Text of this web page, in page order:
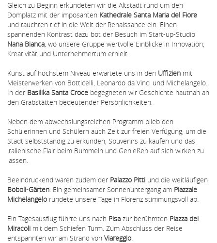
Gleich zu Beginn erkundeten wir die Altstadt rund um den
Domplatz mit der imposanten Kathedrale Santa Maria del Fiore
und tauchten tief in die Welt der Renaissance ein. Einen
spannenden Kontrast dazu bot der Besuch im Start-up-Studio
Nana Bianca, wo unsere Gruppe wertvolle Einblicke in Innovation,
Kreativität und Unternehmertum erhielt.
Kunst auf höchstem Niveau erwartete uns in den Uffizien mit
Meisterwerken von Botticelli, Leonardo da Vinci und Michelangelo.
In der Basilika Santa Croce begegneten wir Geschichte hautnah an
den Grabstätten bedeutender Persönlichkeiten.
Neben dem abwechslungsreichen Programm blieb den
Schülerinnen und Schülern auch Zeit zur freien Verfügung, um die
Stadt selbstständig zu erkunden, Souvenirs zu kaufen und das
italienische Flair beim Bummeln und Genießen auf sich wirken zu
lassen.
Beeindruckend waren zudem der Palazzo Pitti und die weitläufigen
Boboli-Gärten. Ein gemeinsamer Sonnenuntergang am Piazzale
Michelangelo rundete unsere Tage in Florenz stimmungsvoll ab.
Ein Tagesausflug führte uns nach Pisa zur berühmten Piazza dei
Miracoli mit dem Schiefen Turm. Zum Abschluss der Reise
entspannten wir am Strand von Viareggio.